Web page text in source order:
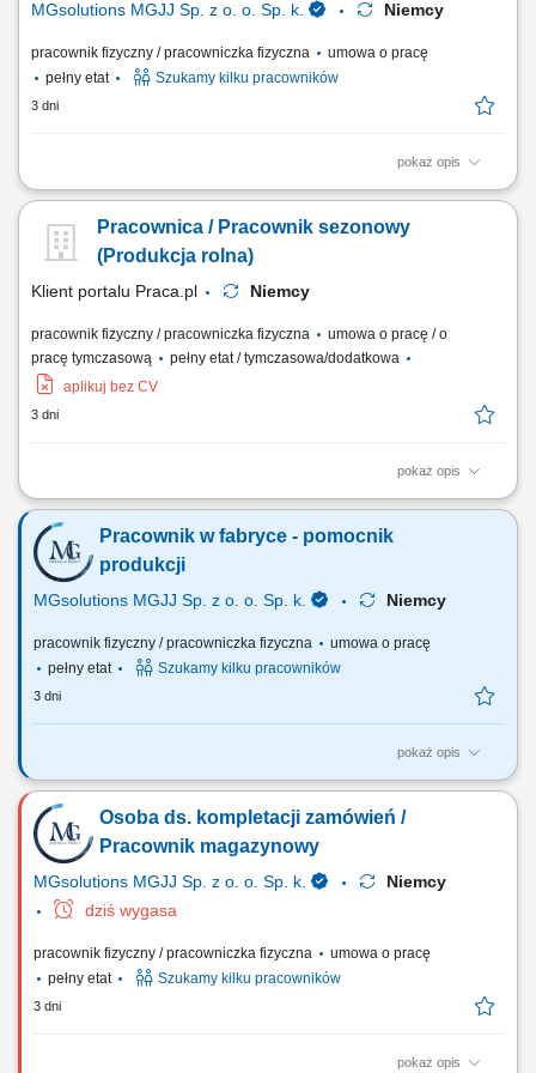
MGsolutions MGJJ Sp. z o. o. Sp. k. Niemcy
pracownik fizyczny / pracowniczka fizyczna
umowa o pracę
pełny etat
Szukamy kilku pracowników
3 dni
pokaż opis
Zakres obowiązków: Pakowanie i układanie towarów (części i
Wykonywanie podstawowych prac pomocniczych w magazynieZakres
obowiązków:
Pracownica / Pracownik sezonowy
(Produkcja rolna)
Klient portalu Praca.pl Niemcy
pracownik fizyczny / pracowniczka fizyczna
umowa o pracę / o
pracę tymczasową
pełny etat / tymczasowa/dodatkowa
aplikuj bez CV
3 dni
pokaż opis
sadzenie, zbiór, sortowanie, pakowanie i mycie warzyw; praca na polu i
w hali (zależnie od rodzaju pracy) możliwość pracy w systemie akordu
grupowego, indywidualnego lub na godziny;
Pracownik w fabryce - pomocnik
produkcji
MGsolutions MGJJ Sp. z o. o. Sp. k. Niemcy
pracownik fizyczny / pracowniczka fizyczna
umowa o pracę
pełny etat
Szukamy kilku pracowników
3 dni
pokaż opis
Opis stanowiska Proste prace produkcyjne w fabryce części dla branży
samochodowej nie wymagające znajomości języka ani doświadczenia
Pakowanie towaru; Inne prace pomocnicze;
Osoba ds. kompletacji zamówień /
Pracownik magazynowy
MGsolutions MGJJ Sp. z o. o. Sp. k.
Niemcy
dziś wygasa
pracownik fizyczny / pracowniczka fizyczna
umowa o pracę
pełny etat
Szukamy kilku pracowników
3 dni
pokaż opis